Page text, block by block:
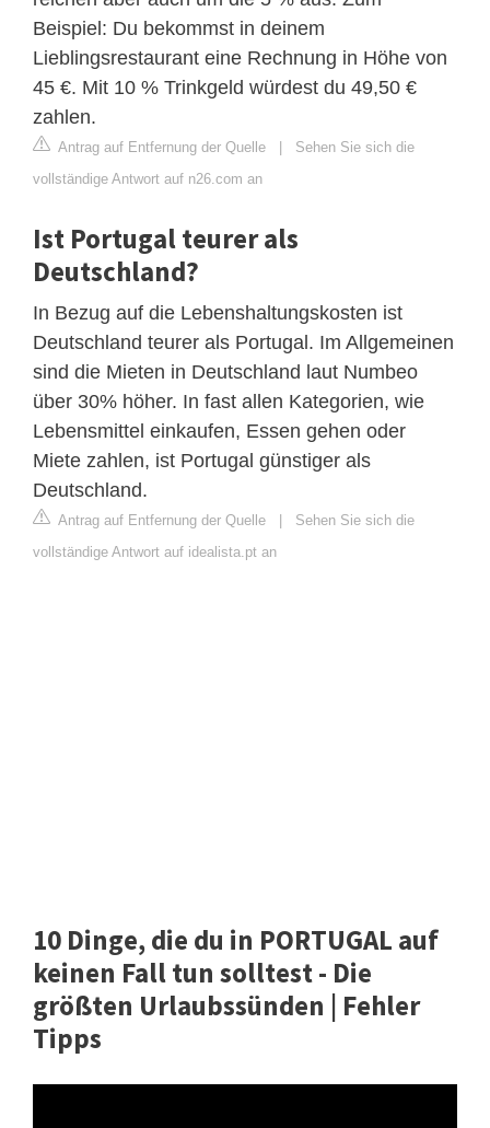
Beispiel: Du bekommst in deinem
Lieblingsrestaurant eine Rechnung in Höhe von
45 €. Mit 10 % Trinkgeld würdest du 49,50 €
zahlen.
Antrag auf Entfernung der Quelle
Sehen Sie sich die
vollständige Antwort auf n26.com an
Ist Portugal teurer als
Deutschland?
In Bezug auf die Lebenshaltungskosten ist
Deutschland teurer als Portugal. Im Allgemeinen
sind die Mieten in Deutschland laut Numbeo
über 30% höher. In fast allen Kategorien, wie
Lebensmittel einkaufen, Essen gehen oder
Miete zahlen, ist Portugal günstiger als
Deutschland.
Antrag auf Entfernung der Quelle
Sehen Sie sich die
vollständige Antwort auf idealista.pt an
10 Dinge, die du in PORTUGAL auf
keinen Fall tun solltest - Die
größten Urlaubssünden | Fehler
Tipps